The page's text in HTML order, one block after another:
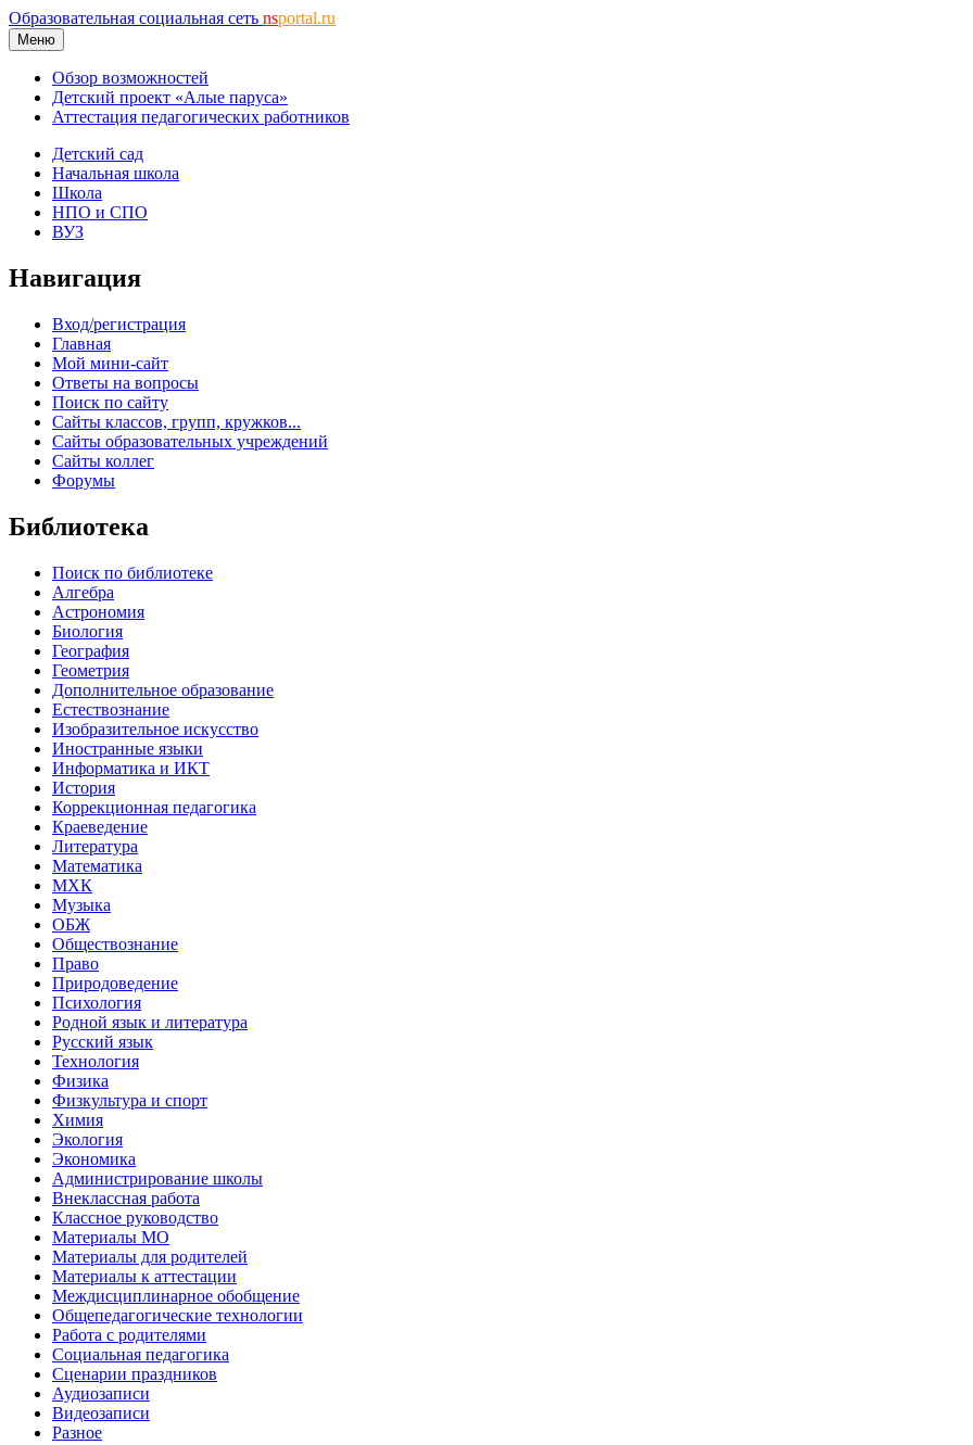
Образовательная социальная сеть nsportal.ru
Меню
Обзор возможностей
Детский проект «Алые паруса»
Аттестация педагогических работников
Детский сад
Начальная школа
Школа
НПО и СПО
ВУЗ
Навигация
Вход/регистрация
Главная
Мой мини-сайт
Ответы на вопросы
Поиск по сайту
Сайты классов, групп, кружков...
Сайты образовательных учреждений
Сайты коллег
Форумы
Библиотека
Поиск по библиотеке
Алгебра
Астрономия
Биология
География
Геометрия
Дополнительное образование
Естествознание
Изобразительное искусство
Иностранные языки
Информатика и ИКТ
История
Коррекционная педагогика
Краеведение
Литература
Математика
МХК
Музыка
ОБЖ
Обществознание
Право
Природоведение
Психология
Родной язык и литература
Русский язык
Технология
Физика
Физкультура и спорт
Химия
Экология
Экономика
Администрирование школы
Внеклассная работа
Классное руководство
Материалы МО
Материалы для родителей
Материалы к аттестации
Междисциплинарное обобщение
Общепедагогические технологии
Работа с родителями
Социальная педагогика
Сценарии праздников
Аудиозаписи
Видеозаписи
Разное